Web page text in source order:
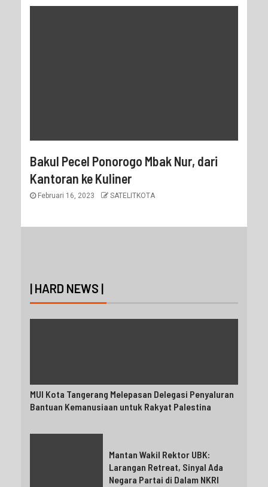
Bakul Pecel Ponorogo Mbak Nur, dari
Kantoran ke Kuliner
Februari 16, 2023 SATELITKOTA
| HARD NEWS |
MUI Kota Tangerang Melepasan Delegasi Penyaluran
Bantuan Kemanusiaan untuk Rakyat Palestina
Mantan Wakil Rektor UBK:
Larangan Retreat, Sinyal Ada
Negara Partai di Dalam NKRI